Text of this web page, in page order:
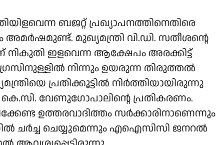
ബജറ്റ് പ്രഖ്യാപനത്തിനെതിരെ
മുഖ്യമന്ത്രി വി.ഡി. സതീശൻ്റെ
ഇളവെന്ന ആക്ഷേപം അരക്കിട്ട്
നിന്നും ഉയരുന്ന തിരുത്തൽ
പ്രതിക്കൂട്ടിൽ നിർത്തിയായിരുന്നു
വേണുഗോപാലിൻ്റെ പ്രതികരണം.
ഉത്തരവാദിത്തം സർക്കാരിനാണെന്നും
ചർച്ച ചെയ്യുമെന്നും എഐസിസി ജനറൽ